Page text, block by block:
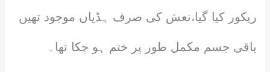
ریکور کیا گیا،نعش کی صرف ہڈیاں موجود تھیں
باقی جسم مکمل طور پر ختم ہو چکا تھا۔